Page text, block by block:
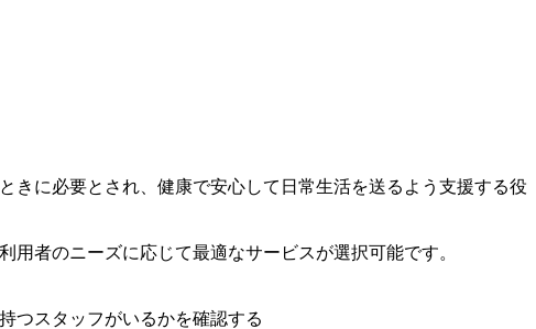
きに必要とされ、健康で安心して日常生活を送るよう支援する役
者のニーズに応じて最適なサービスが選択可能です。
つスタッフがいるかを確認する